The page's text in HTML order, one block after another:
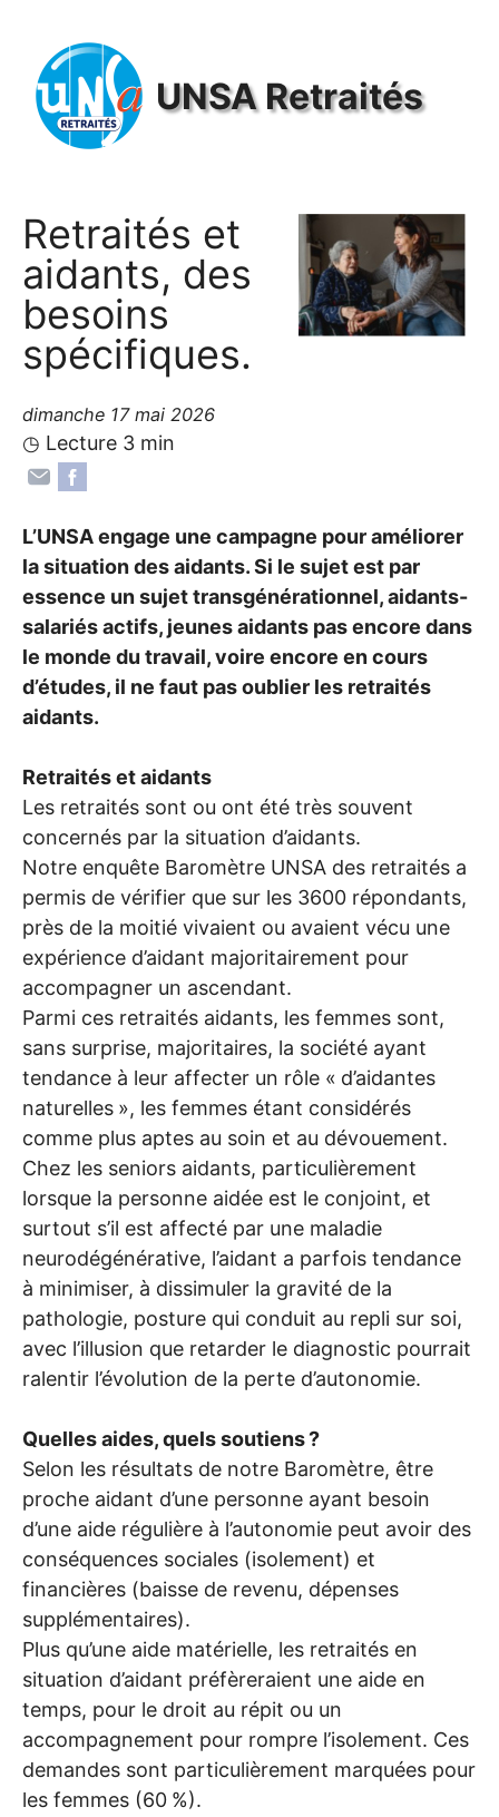
UNSARetraités
Retraités et
aidants, des
besoins
spécifiques.
dimanche 17 mai 2026
◷ Lecture 3 min
L’UNSAengage une campagne pour améliorer
la situation des aidants. Si le sujet est par
essence un sujet transgénérationnel, aidants-
salariés actifs, jeunes aidants pas encore dans
le monde du travail, voire encore en cours
d’études, il ne faut pas oublier les retraités
aidants.
Retraités et aidants
Les retraités sont ou ont été très souvent
concernés par la situation d’aidants.
Notre enquête Baromètre UNSA des retraités a
permis de vérifier que sur les 3600 répondants,
près de la moitié vivaient ou avaient vécu une
expérience d’aidant majoritairement pour
accompagner un ascendant.
Parmi ces retraités aidants, les femmes sont,
sans surprise, majoritaires, la société ayant
tendance à leur affecter un rôle « d’aidantes
naturelles », les femmes étant considérés
comme plus aptes au soin et au dévouement.
Chez les seniors aidants, particulièrement
lorsque la personne aidée est le conjoint, et
surtout s’il est affecté par une maladie
neurodégénérative, l’aidant a parfois tendance
à minimiser, à dissimuler la gravité de la
pathologie, posture qui conduit au repli sur soi,
avec l’illusion que retarder le diagnostic pourrait
ralentir l’évolution de la perte d’autonomie.
Quelles aides, quels soutiens?
Selon les résultats de notre Baromètre, être
proche aidant d’une personne ayant besoin
d’une aide régulière à l’autonomie peut avoir des
conséquences sociales (isolement) et
financières (baisse de revenu, dépenses
supplémentaires).
Plus qu’une aide matérielle, les retraités en
situation d’aidant préfèreraient une aide en
temps, pour le droit au répit ou un
accompagnement pour rompre l’isolement. Ces
demandes sont particulièrement marquées pour
les femmes (60 %).